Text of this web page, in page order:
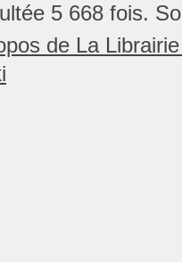
5 668 fois.
de La